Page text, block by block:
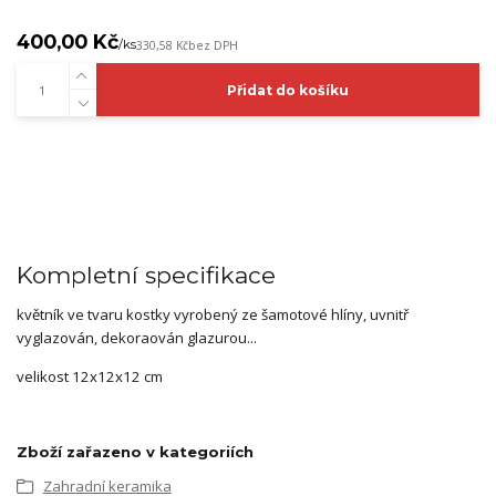
400,00 Kč/ks330,58 Kčbez DPH
Přidat do košíku
Kompletní specifikace
květník ve tvaru kostky vyrobený ze šamotové hlíny, uvnitř
vyglazován, dekoraován glazurou...
velikost 12x12x12 cm
Zboží zařazeno v kategoriích
Zahradní keramika